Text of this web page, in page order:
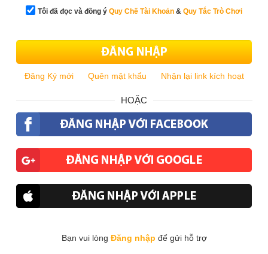
Tôi đã đọc và đồng ý Quy Chế Tài Khoản & Quy Tắc Trò Chơi
Đăng Ký mới Quên mật khẩu Nhận lại link kích hoạt
HOẶC
Bạn vui lòng Đăng nhập để gửi hỗ trợ